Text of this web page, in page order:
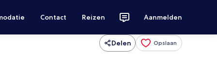
Contact Reizen Aanmelden
Delen Opslaan